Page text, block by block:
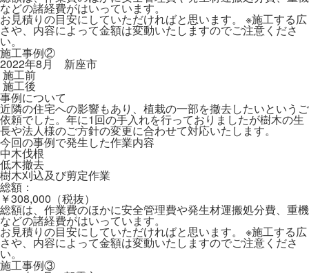
などの諸経費がはいっています。
お見積りの目安にしていただければと思います。 ※施工する広
さや、内容によって金額は変動いたしますのでご注意くださ
い。
施工事例②
2022年8月 新座市
施工前
施工後
事例について
近隣の住宅への影響もあり、植栽の一部を撤去したいというご
依頼でした。年に1回の手入れを行っておりましたが樹木の生
長や法人様のご方針の変更に合わせて対応いたします。
今回の事例で発生した作業内容
中木伐根
低木撤去
樹木刈込及び剪定作業
総額：
￥308,000（税抜）
総額は、作業費のほかに安全管理費や発生材運搬処分費、重機
などの諸経費がはいっています。
お見積りの目安にしていただければと思います。 ※施工する広
さや、内容によって金額は変動いたしますのでご注意くださ
い。
施工事例③